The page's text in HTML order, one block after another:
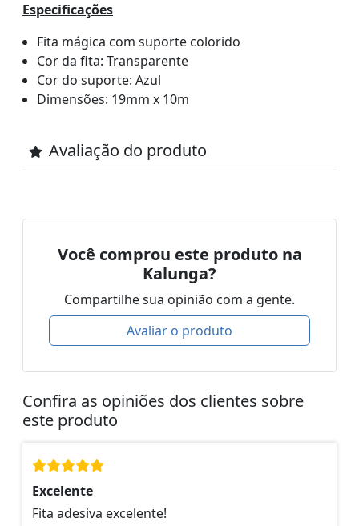
Especificações
Fita mágica com suporte colorido
Cor da fita: Transparente
Cor do suporte: Azul
Dimensões: 19mm x 10m
Avaliação do produto
Você comprou este produto na
Kalunga?
Compartilhe sua opinião com a gente.
Avaliar o produto
Confira as opiniões dos clientes sobre
este produto
Excelente
Fita adesiva excelente!